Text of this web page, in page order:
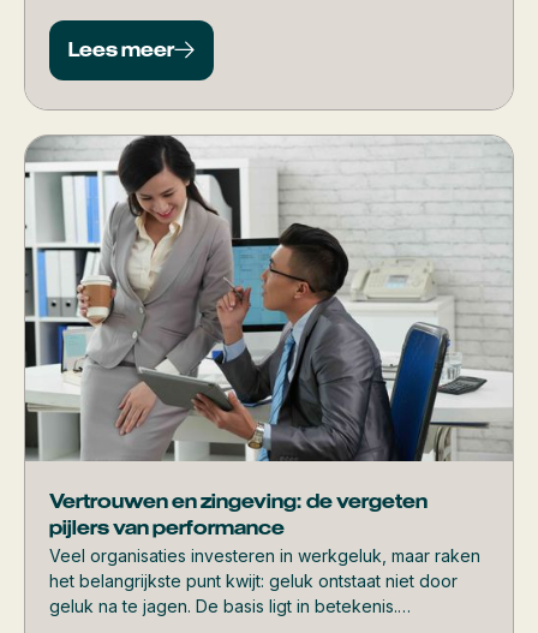
maken. In dit artikel zetten we de trends overzichtelijk
op een rij, inclusief toelichting per thema.
Lees meer
Vertrouwen en zingeving: de vergeten
pijlers van performance
Veel organisaties investeren in werkgeluk, maar raken
het belangrijkste punt kwijt: geluk ontstaat niet door
geluk na te jagen. De basis ligt in betekenis.